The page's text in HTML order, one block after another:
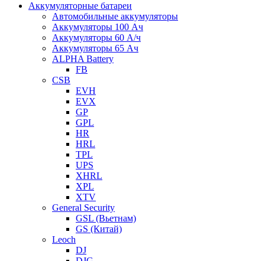
Аккумуляторные батареи
Автомобильные аккумуляторы
Аккумуляторы 100 Ач
Аккумуляторы 60 А/ч
Аккумуляторы 65 Ач
ALPHA Battery
FB
CSB
EVH
EVX
GP
GPL
HR
HRL
TPL
UPS
XHRL
XPL
XTV
General Security
GSL (Вьетнам)
GS (Китай)
Leoch
DJ